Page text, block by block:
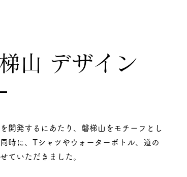
山 デザイン
開発するにあたり、磐梯山をモチーフとし
時に、Tシャツやウォーターボトル、道の
ていただきました。